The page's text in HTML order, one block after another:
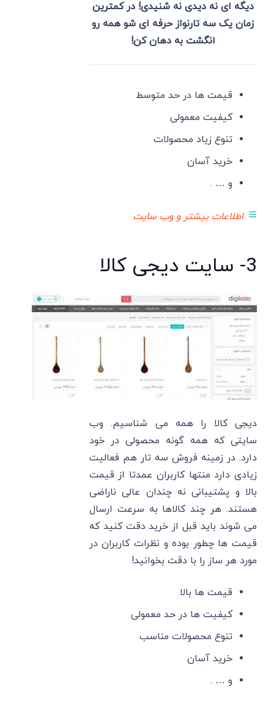
دیگه ای نه دیدی نه شنیدی! در کمترین
زمان یک سه تارنواز حرفه ای شو همه رو
انگشت به دهان کن!
قیمت ها در حد متوسط
کیفیت معمولی
تنوع زیاد محصولات
خرید آسان
و … .
≡اطلاعات بیشتر و وب سایت
3- سایت دیجی کالا
دیجی کالا را همه می شناسیم. وب
سایتی که همه گونه محصولی در خود
دارد. در زمینه فروش سه تار هم فعالیت
زیادی دارد منتها کاربران عمدتا از قیمت
بالا و پشتیبانی نه چندان عالی ناراضی
هستند. هر چند کالاها به سرعت ارسال
می شوند باید قبل از خرید دقت کنید که
قیمت ها چطور بوده و نظرات کاربران در
مورد هر ساز را با دقت بخوانید!
قیمت ها بالا
کیفیت ها در حد معمولی
تنوع محصولات مناسب
خرید آسان
و … .